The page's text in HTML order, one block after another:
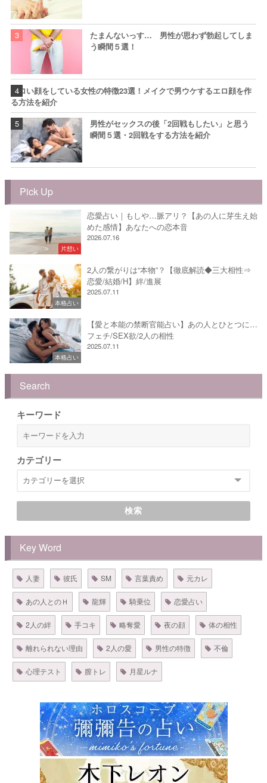
たまんないっす… 男性が思わず勃起してしま
う瞬間５選！
エロい顔をしている女性の特徴23選！メイクで男ウケするエロ顔を作
る方法を紹介
男性がセックスの後「2回戦もしたい」と思う
瞬間５選・2回戦をする方法を紹介
Pick Up
片想い
恋愛占い｜もしや…脈アリ？【あの人に芽生え始
めた感情】あなたへの恋本音
2026.07.16
本格占い
2人の繋がりは“本物”？【徹底解読◆三大相性⇒
恋愛/結婚/H】絆/進展
2025.07.11
本格占い
【愛と本能の禁断官能占い】あの人とひとつに…
フェチ/SEX欲/2人の相性
2025.07.11
Search
キーワード
カテゴリー
検索
Key Word
人妻 彼氏 SM 言葉責め 元カレ
あの人とのＨ 龍輝 騎乗位 恋愛占い
2人の絆 手コキ 略奪愛 夜の顔 体の相性
離れられない理由 2人の愛 男性の特徴 不倫
心理テスト 膣トレ 月星ルナ